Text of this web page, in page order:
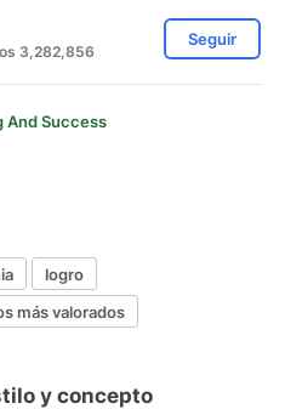
3,282,856
Seguir
And Success
logro
más valorados
y concepto